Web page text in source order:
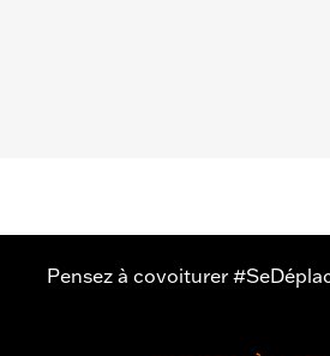
Touring et Trike à partir de ’07
moteur peuvent nécessiter
Pensez à covoiturer